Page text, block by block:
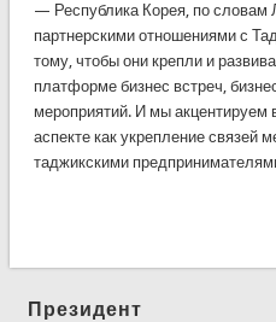
— Республика Корея, по словам
партнерскими отношениями с
тому, чтобы они крепли и
платформе бизнес встреч,
мероприятий. И мы акцентируем
аспекте как укрепление связей
таджикскими
Президент